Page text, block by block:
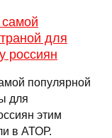
для
россиян
популярной
для
этим
в АТОР.